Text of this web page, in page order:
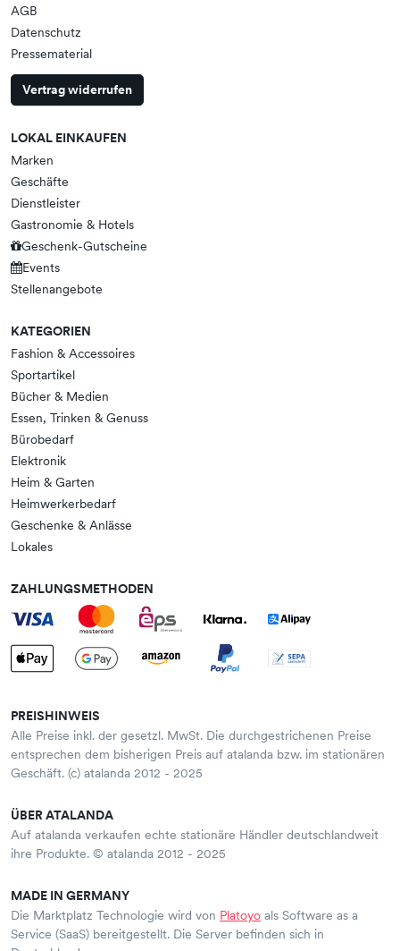
AGB
Datenschutz
Pressematerial
Vertrag widerrufen
LOKAL EINKAUFEN
Marken
Geschäfte
Dienstleister
Gastronomie & Hotels
Geschenk-Gutscheine
Events
Stellenangebote
KATEGORIEN
Fashion & Accessoires
Sportartikel
Bücher & Medien
Essen, Trinken & Genuss
Bürobedarf
Elektronik
Heim & Garten
Heimwerkerbedarf
Geschenke & Anlässe
Lokales
ZAHLUNGSMETHODEN
PREISHINWEIS
Alle Preise inkl. der gesetzl. MwSt. Die durchgestrichenen Preise
entsprechen dem bisherigen Preis auf atalanda bzw. im stationären
Geschäft. (c) atalanda 2012 - 2025
ÜBER ATALANDA
Auf atalanda verkaufen echte stationäre Händler deutschlandweit
ihre Produkte. © atalanda 2012 - 2025
MADE IN GERMANY
Die Marktplatz Technologie wird von Platoyo als Software as a
Service (SaaS) bereitgestellt. Die Server befinden sich in